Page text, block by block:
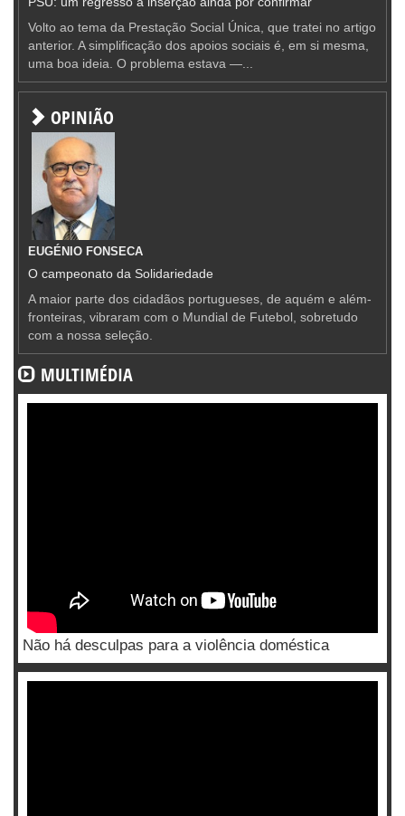
Volto ao tema da Prestação Social Única, que tratei no artigo
anterior. A simplificação dos apoios sociais é, em si mesma,
uma boa ideia. O problema estava —...
OPINIÃO
EUGÉNIO FONSECA
O campeonato da Solidariedade
A maior parte dos cidadãos portugueses, de aquém e além-
fronteiras, vibraram com o Mundial de Futebol, sobretudo
com a nossa seleção.
MULTIMÉDIA
Não há desculpas para a violência doméstica